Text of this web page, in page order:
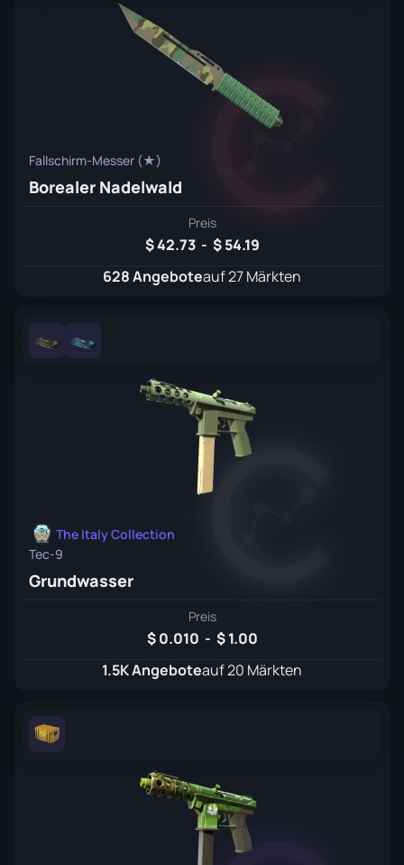
Fallschirm-Messer (★)
Borealer Nadelwald
Preis
42.73 -
54.19
628 Angeboteauf 27 Märkten
The Italy Collection
Tec-9
Grundwasser
Preis
0.010 -
1.00
1.5K Angeboteauf 20 Märkten